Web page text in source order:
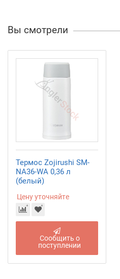
Вы смотрели
Термос Zojirushi SM-
NA36-WA 0,36 л
(белый)
Цену уточняйте
Сообщить о
поступлении